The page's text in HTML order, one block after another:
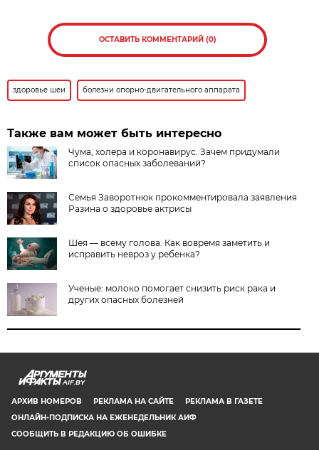
ОСТАВИТЬ КОММЕНТАРИЙ (0)
здоровье шеи болезни опорно-двигательного аппарата
Также вам может быть интересно
Чума, холера и коронавирус. Зачем придумали
список опасных заболеваний?
Семья Заворотнюк прокомментировала заявления
Разина о здоровье актрисы
Шея — всему голова. Как вовремя заметить и
исправить невроз у ребенка?
Ученые: молоко помогает снизить риск рака и
других опасных болезней
AIF.BY
АРХИВ НОМЕРОВ РЕКЛАМА НА САЙТЕ
РЕКЛАМА В ГАЗЕТЕ
ОНЛАЙН-ПОДПИСКА НА ЕЖЕНЕДЕЛЬНИК АИФ
СООБЩИТЬ В РЕДАКЦИЮ ОБ ОШИБКЕ